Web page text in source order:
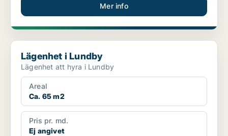
Mer info
Lägenhet i Lundby
Lägenhet i Lundby
Lägenhet att hyra i Lundby
Areal
Ca. 65 m2
Pris pr. md.
Ej angivet